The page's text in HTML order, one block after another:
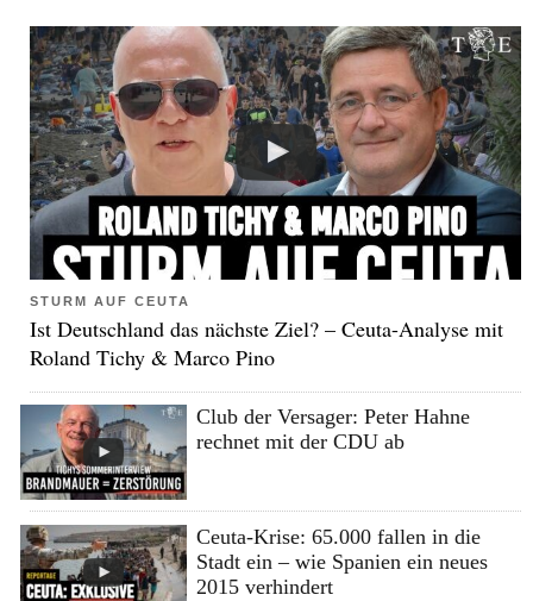
STURM AUF CEUTA
Ist Deutschland das nächste Ziel? – Ceuta-Analyse mit
Roland Tichy & Marco Pino
Club der Versager: Peter Hahne
rechnet mit der CDU ab
Ceuta-Krise: 65.000 fallen in die
Stadt ein – wie Spanien ein neues
2015 verhindert